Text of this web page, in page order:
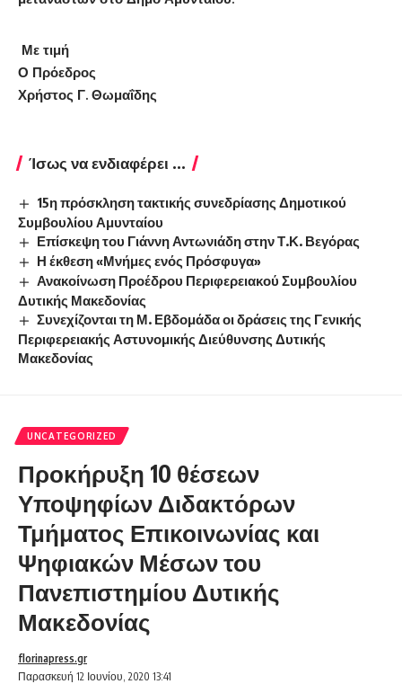
Με τιμή
Ο Πρόεδρος
Χρήστος Γ. Θωμαΐδης
Ίσως να ενδιαφέρει ...
15η πρόσκληση τακτικής συνεδρίασης Δημοτικού
Συμβουλίου Αμυνταίου
Επίσκεψη του Γιάννη Αντωνιάδη στην Τ.Κ. Βεγόρας
Η έκθεση «Μνήμες ενός Πρόσφυγα»
Ανακοίνωση Προέδρου Περιφερειακού Συμβουλίου
Δυτικής Μακεδονίας
Συνεχίζονται τη Μ. Εβδομάδα οι δράσεις της Γενικής
Περιφερειακής Αστυνομικής Διεύθυνσης Δυτικής
Μακεδονίας
UNCATEGORIZED
Προκήρυξη 10 θέσεων
Υποψηφίων Διδακτόρων
Τμήματος Επικοινωνίας και
Ψηφιακών Μέσων του
Πανεπιστημίου Δυτικής
Μακεδονίας
Παρασκευή 12 Ιουνίου, 2020 13:41
florinapress.gr